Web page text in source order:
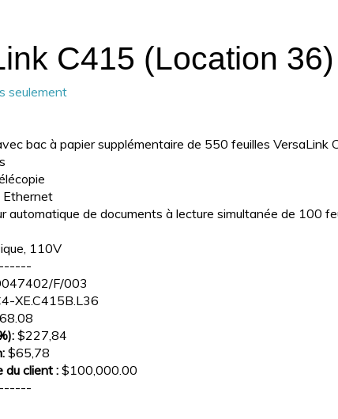
C415 (Location 36)
seulement
bac à papier supplémentaire de 550 feuilles VersaLink
Ethernet
automatique de documents à lecture simultanée de 100
110V
F/003
XE.C415B.L36
$227,84
$65,78
du client :$100,000.00